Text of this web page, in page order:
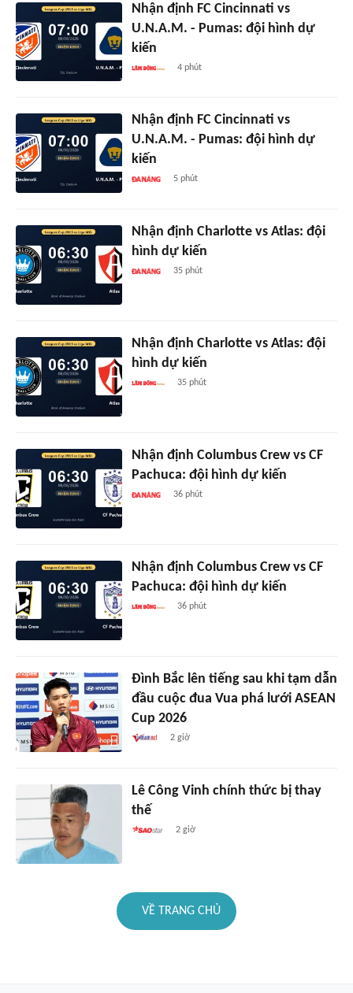
Nhận định FC Cincinnati vs
U.N.A.M. - Pumas: đội hình dự
kiến
4 phút
Nhận định FC Cincinnati vs
U.N.A.M. - Pumas: đội hình dự
kiến
5 phút
Nhận định Charlotte vs Atlas: đội
hình dự kiến
35 phút
Nhận định Charlotte vs Atlas: đội
hình dự kiến
35 phút
Nhận định Columbus Crew vs CF
Pachuca: đội hình dự kiến
36 phút
Nhận định Columbus Crew vs CF
Pachuca: đội hình dự kiến
36 phút
Đình Bắc lên tiếng sau khi tạm dẫn
đầu cuộc đua Vua phá lưới ASEAN
Cup 2026
2 giờ
Lê Công Vinh chính thức bị thay
thế
2 giờ
VỀ TRANG CHỦ